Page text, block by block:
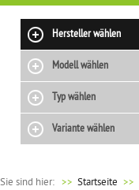
Hersteller wählen
Modell wählen
Typ wählen
Variante wählen
Sie sind hier: >> Startseite